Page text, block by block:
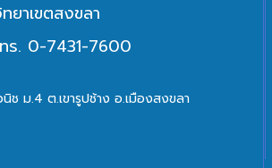
ยาเขตสงขลา
ร. 0-7431-7600
ช ม.4 ต.เขารูปช้าง อ.เมืองสงขลา